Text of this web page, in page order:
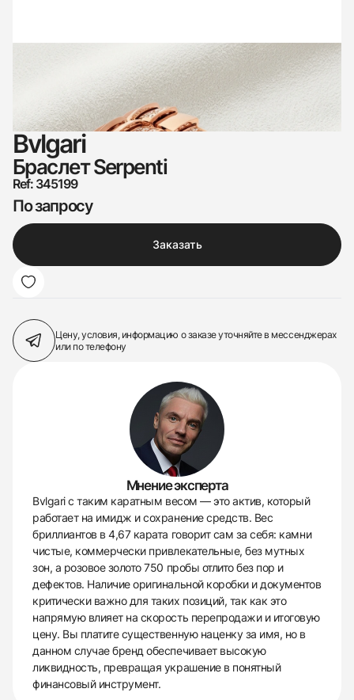
Bvlgari
Браслет Serpenti
Ref: 345199
По запросу
Заказать
Цену, условия, информацию о заказеуточняйте в мессенджерах
или по телефону
Мнение эксперта
Bvlgari с таким каратным весом — это актив, который
работает на имидж и сохранение средств. Вес
бриллиантов в 4,67 карата говорит сам за себя: камни
чистые, коммерчески привлекательные, без мутных
зон, а розовое золото 750 пробы отлито без пор и
дефектов. Наличие оригинальной коробки и документов
критически важно для таких позиций, так как это
напрямую влияет на скорость перепродажи и итоговую
цену. Вы платите существенную наценку за имя, но в
данном случае бренд обеспечивает высокую
ликвидность, превращая украшение в понятный
финансовый инструмент.